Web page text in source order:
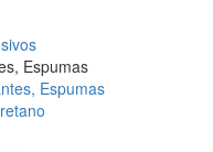
Espumas
Espumas